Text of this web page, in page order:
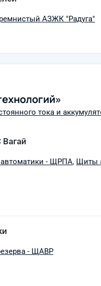
АЗЖК "Радуга"
тока и
автоматики - ЩРПА, Щиты
- ЩАВР